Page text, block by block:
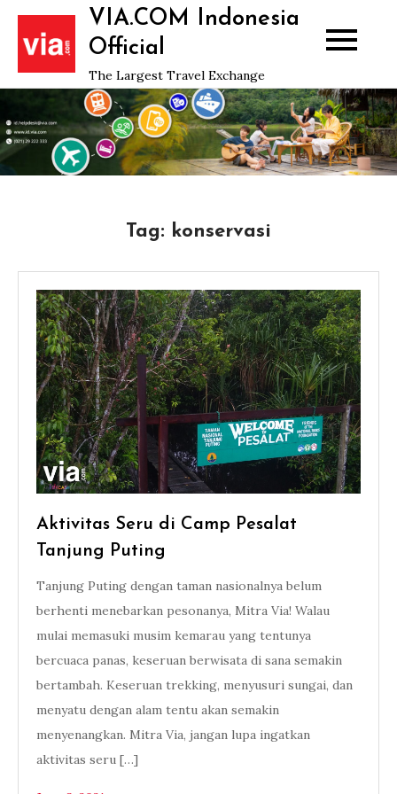
Skip
content
VIA.COM Indonesia
Official
The Largest Travel Exchange
Tag: konservasi
Aktivitas Seru di Camp Pesalat
Tanjung Puting
Tanjung Puting dengan taman nasionalnya belum
berhenti menebarkan pesonanya, Mitra Via! Walau
mulai memasuki musim kemarau yang tentunya
bercuaca panas, keseruan berwisata di sana semakin
bertambah. Keseruan trekking, menyusuri sungai, dan
menyatu dengan alam tentu akan semakin
menyenangkan. Mitra Via, jangan lupa ingatkan
aktivitas seru […]